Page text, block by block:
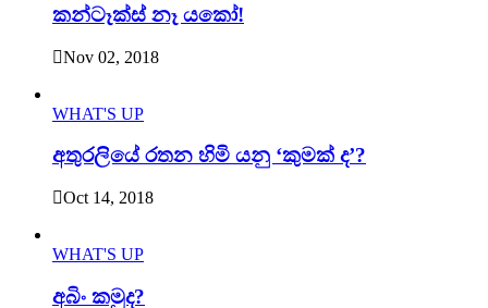
කන්ටෑක්ස් නෑ යකෝ!
Nov 02, 2018
WHAT'S UP
අතුරලියේ රතන හිමි යනු ‘කුමක් ද’?
Oct 14, 2018
WHAT'S UP
අබිං කමුද?